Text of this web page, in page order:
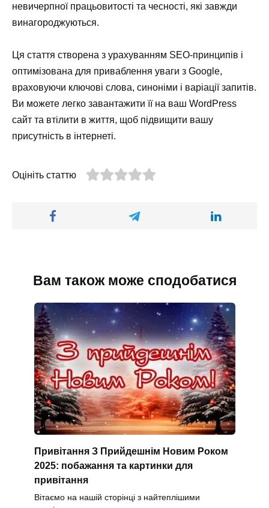
невичерпної працьовитості та чесності, які завжди
винагороджуються.
Ця стаття створена з урахуванням SEO-принципів і
оптимізована для приваблення уваги з Google,
враховуючи ключові слова, синоніми і варіації запитів.
Ви можете легко завантажити її на ваш WordPress
сайт та втілити в життя, щоб підвищити вашу
присутність в інтернеті.
Оцініть статтю
Вам також може сподобатися
Привітання З Прийдешнім Новим Роком
2025: побажання та картинки для
привітання
Вітаємо на нашій сторінці з найтеплішими